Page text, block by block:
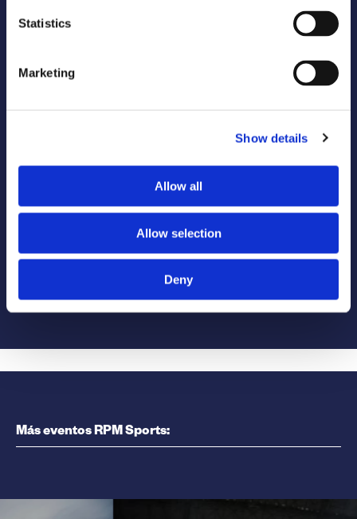
Statistics
Marketing
Show details
Allow all
Allow selection
Deny
Media Partners
Más eventos RPM Sports: